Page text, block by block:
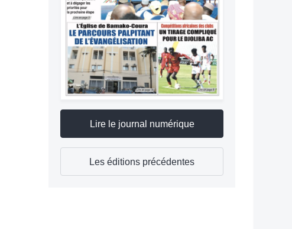
Lire le journal numérique
Les éditions précédentes